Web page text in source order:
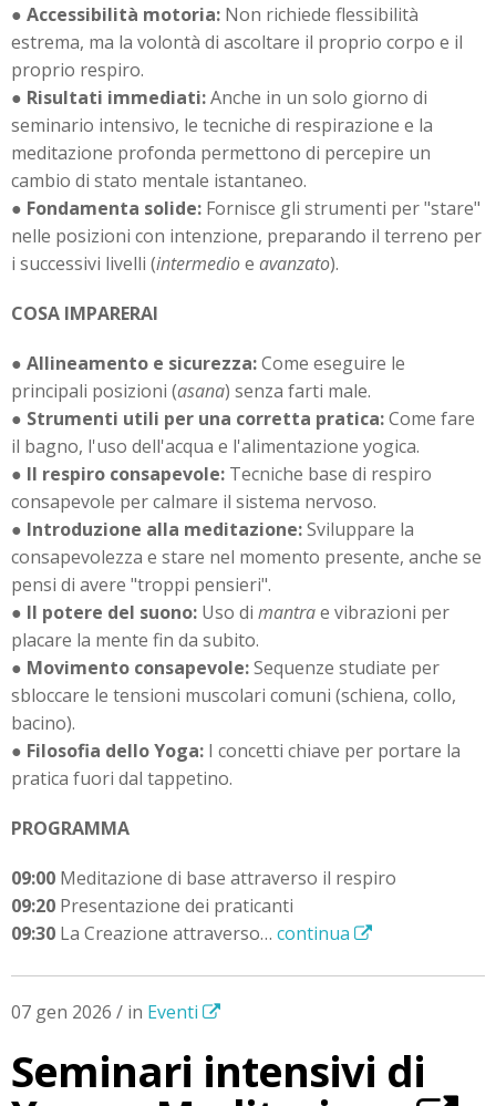
● Accessibilità motoria: Non richiede flessibilità
estrema, ma la volontà di ascoltare il proprio corpo e il
proprio respiro.
● Risultati immediati:Anche in un solo giorno di
seminario intensivo, le tecniche di respirazione e la
meditazione profonda permettono di percepire un
cambio di stato mentale istantaneo.
● Fondamenta solide: Fornisce gli strumenti per "stare"
nelle posizioni con intenzione, preparando il terreno per
i successivi livelli (intermedioe avanzato).
COSA IMPARERAI
● Allineamento e sicurezza:Come eseguire le
principali posizioni (asana) senza farti male.
● Strumenti utili per una corretta pratica:Come fare
il bagno, l'uso dell'acqua e l'alimentazione yogica.
● Il respiro consapevole: Tecniche base di respiro
consapevole per calmare il sistema nervoso.
● Introduzione alla meditazione:Sviluppare la
consapevolezza e stare nel momento presente, anche se
pensi di avere "troppi pensieri".
● Il potere del suono: Uso di mantrae vibrazioni per
placare la mente fin da subito.
● Movimento consapevole:Sequenze studiate per
sbloccare le tensioni muscolari comuni (schiena, collo,
bacino).
● Filosofia dello Yoga: I concetti chiave per portare la
pratica fuori dal tappetino.
PROGRAMMA
09:00 Meditazione di base attraverso il respiro
09:20 Presentazione dei praticanti
09:30 La Creazione attraverso… continua
07 gen 2026 / in Eventi
Seminari intensivi di